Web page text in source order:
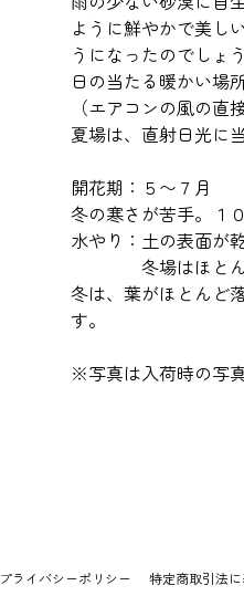
ように鮮やかで美し
うになったのでしょう
日の当たる暖かい場
（エアコンの風の直
夏場は、直射日光に
開花期：５〜７月
冬の寒さが苦手。１
水やり：土の表面が
冬場はほとんど
冬は、葉がほとんど
す。
※写真は入荷時の写真
プライバシーポリシー 特定商取引法